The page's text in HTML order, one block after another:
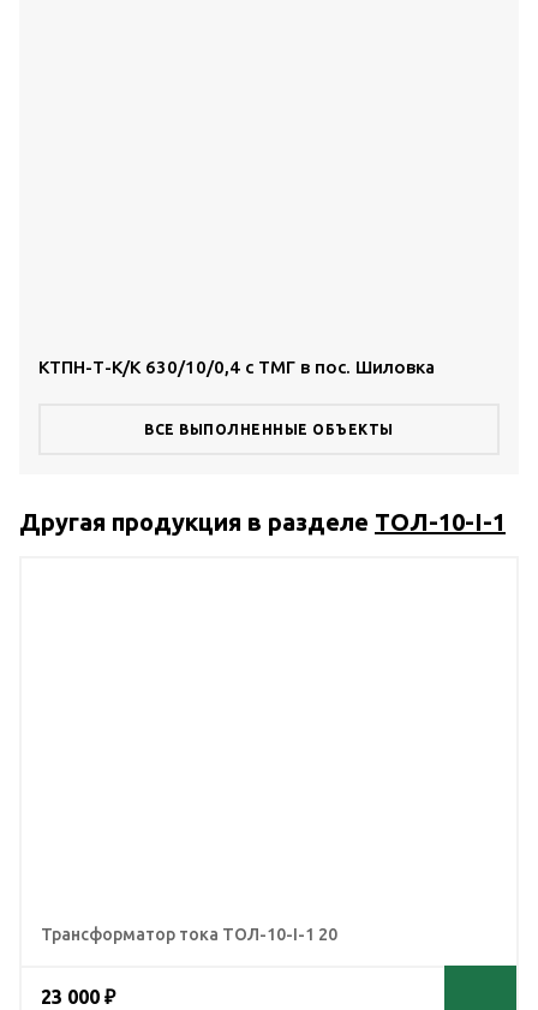
КТПН-Т-К/К 630/10/0,4 с ТМГ в пос. Шиловка
ВСЕ ВЫПОЛНЕННЫЕ ОБЪЕКТЫ
Другая продукция в разделе ТОЛ-10-I-1
Трансформатор тока ТОЛ-10-I-1 20
23 000 ₽